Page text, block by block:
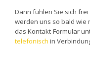
Dann fühlen Sie sich
werden uns so bald wie
das Kontakt-Formular
telefonisch in